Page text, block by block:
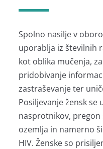
Spolno nasilje v
uporablja iz številnih
kot oblika mučenja,
pridobivanje
zastraševanje ter
Posiljevanje žensk
nasprotnikov,
ozemlja in namerno
HIV. Ženske so